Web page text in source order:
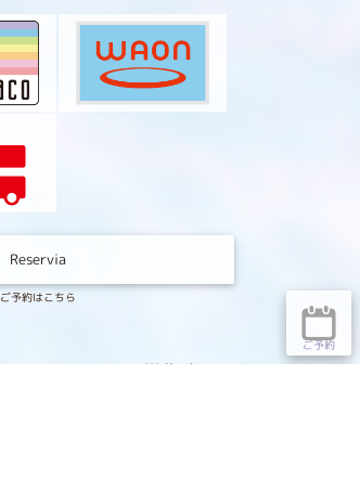
Reservia
ご予約はこちら
Welinaについて
ご予約